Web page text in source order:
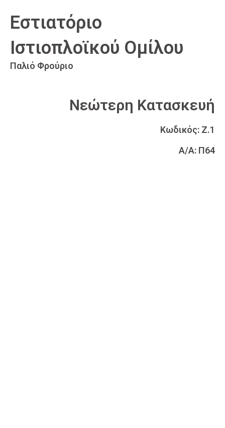
Εστιατόριο
Ιστιοπλοϊκού Ομίλoυ
Παλιό Φρούριο
Νεώτερη Κατασκευή
Κωδικός: Ζ.1
Α/Α: Π64